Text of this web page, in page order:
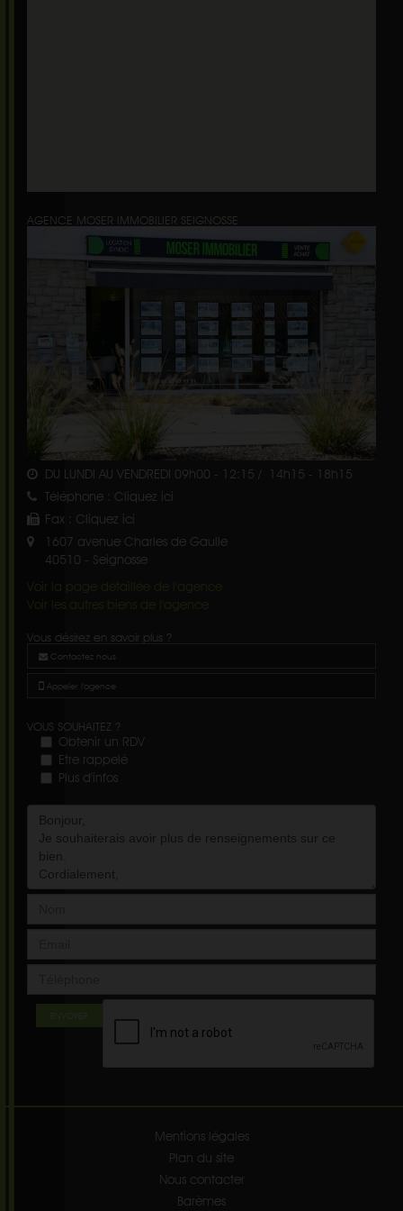
AGENCE MOSER IMMOBILIER SEIGNOSSE
DU LUNDI AU VENDREDI 09h00 - 12:15 / 14h15 - 18h15
Téléphone : Cliquez ici
Fax : Cliquez ici
1607 avenue Charles de Gaulle
40510 - Seignosse
Voir la page détaillée de l'agence
Voir les autres biens de l'agence
Vous désirez en savoir plus ?
Contactez nous
Appeler l'agence
VOUS SOUHAITEZ ?
Obtenir un RDV
Etre rappelé
Plus d'infos
ENVOYER
Mentions légales
Plan du site
Nous contacter
Barèmes